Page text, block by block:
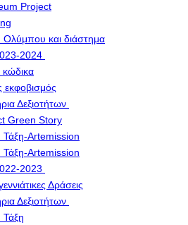
Project
Ολύμπου και διάστημα
2024
εκφοβισμός
Δεξιοτήτων
Green Story
Τάξη-Artemission
Τάξη-Artemission
2023
Δράσεις
Δεξιοτήτων
Τάξη